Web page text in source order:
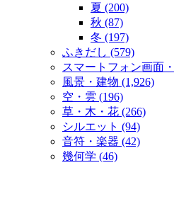
夏 (200)
秋 (87)
冬 (197)
ふきだし (579)
スマートフォン画面
風景・建物 (1,926)
空・雲 (196)
草・木・花 (266)
シルエット (94)
音符・楽器 (42)
幾何学 (46)